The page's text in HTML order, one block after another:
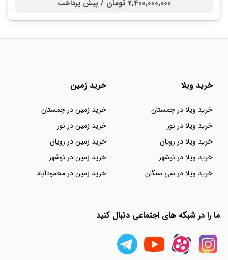
2,400,000,000 تومان / پیش پرداخت
خرید ویلا
خرید ویلا در چمستان
خرید ویلا در نور
خرید ویلا در رویان
خرید ویلا در نوشهر
خرید ویلا در سی سنگان
خرید زمین
خرید زمین در چمستان
خرید زمین در نور
خرید زمین در رویان
خرید زمین در نوشهر
خرید زمین در محمودآباد
ما را در شبکه های اجتماعی دنبال کنید